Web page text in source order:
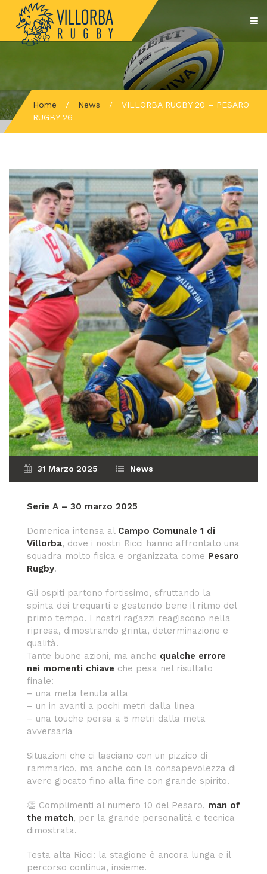
Home / News /
VILLORBA RUGBY 20 – PESARO
RUGBY 26
31 Marzo 2025 News
Serie A – 30 marzo 2025
Domenica intensa al Campo Comunale 1 di
Villorba, dove i nostri Ricci hanno affrontato una
squadra molto fisica e organizzata come Pesaro
Rugby.
Gli ospiti partono fortissimo, sfruttando la
spinta dei trequarti e gestendo bene il ritmo del
primo tempo. I nostri ragazzi reagiscono nella
ripresa, dimostrando grinta, determinazione e
qualità.
Tante buone azioni, ma anche qualche errore
nei momenti chiave che pesa nel risultato
finale:
– una meta tenuta alta
– un in avanti a pochi metri dalla linea
– una touche persa a 5 metri dalla meta
avversaria
Situazioni che ci lasciano con un pizzico di
rammarico, ma anche con la consapevolezza di
avere giocato fino alla fine con grande spirito.
👏 Complimenti al numero 10 del Pesaro, man of
the match, per la grande personalità e tecnica
dimostrata.
Testa alta Ricci: la stagione è ancora lunga e il
percorso continua, insieme.